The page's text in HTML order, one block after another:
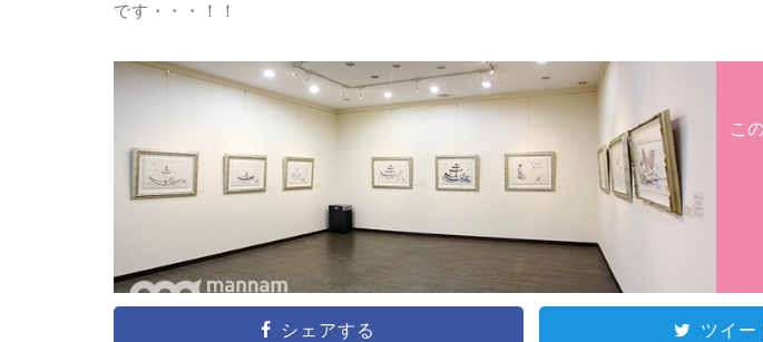
です・・・！！
こ
シェアする ツイー